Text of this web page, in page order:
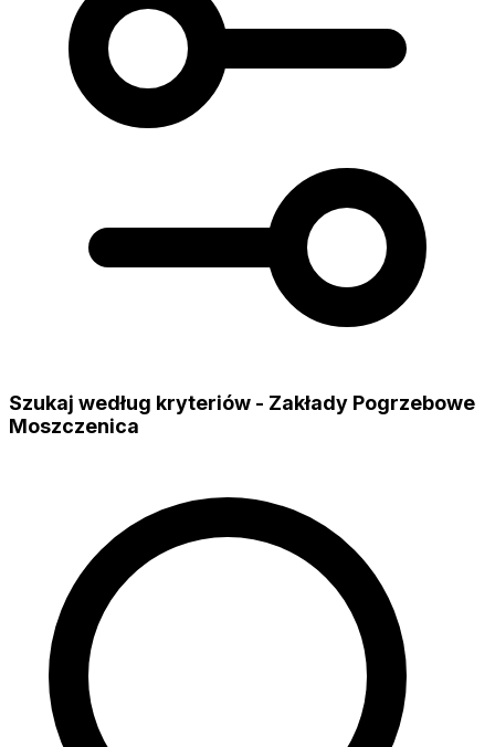
Szukaj według kryteriów - Zakłady Pogrzebowe
Moszczenica